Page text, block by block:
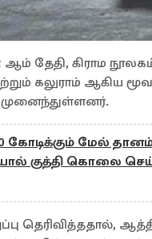
தேதி, கிராம
கலுராம் ஆகிய
கோடிக்கும் மேல்
குத்தி கொலை
தெரிவித்ததால்,